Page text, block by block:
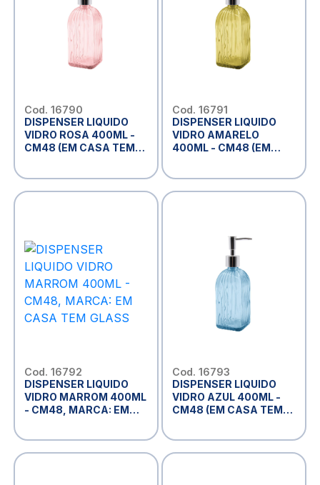
Cod. 16790
DISPENSER LIQUIDO
VIDRO ROSA 400ML -
CM48 (EM CASA TEM
Cod. 16791
DISPENSER LIQUIDO
VIDRO AMARELO
400ML - CM48 (EM
Cod. 16792
DISPENSER LIQUIDO
VIDRO MARROM 400ML
- CM48, MARCA: EM
Cod. 16793
DISPENSER LIQUIDO
VIDRO AZUL 400ML -
CM48 (EM CASA TEM